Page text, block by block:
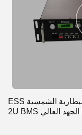
GCE RS485 بروتوكول CAN نظام البطارية الشمسية ESS